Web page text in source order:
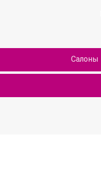
Салоны